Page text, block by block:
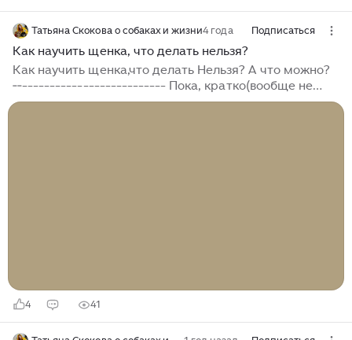
Татьяна Скокова о собаках и жизни4 года Подписаться
Как научить щенка, что делать нельзя?
Как научить щенка,что делать Нельзя? А что можно?
‐‐-------------------------- Пока, кратко(вообще не
выходит, объём информации очень велик) и по
4 41